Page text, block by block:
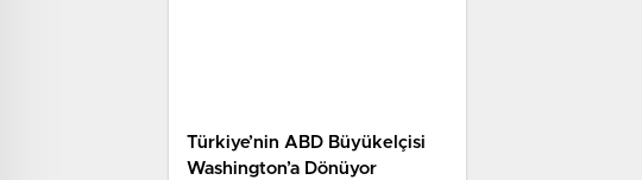
Türkiye’nin ABD Büyükelçisi
Washington’a Dönüyor